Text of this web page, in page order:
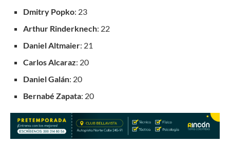
Dmitry Popko: 23
Arthur Rinderknech: 22
Daniel Altmaier: 21
Carlos Alcaraz: 20
Daniel Galán: 20
Bernabé Zapata: 20